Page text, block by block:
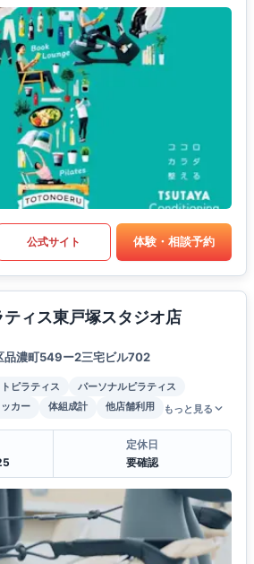
公式サイト 体験・相談予約
ィス東戸塚スタジオ店
品濃町549ー2三宅ビル702
ピラティス
パーソナルピラティス
ッカー 体組成計 他店舗利用 もっと見る
定休日
要確認